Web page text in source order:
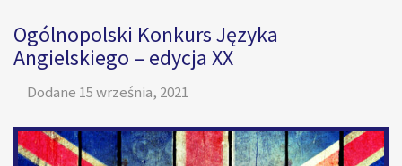
Ogólnopolski Konkurs Języka
Angielskiego – edycja XX
Dodane 15 września, 2021